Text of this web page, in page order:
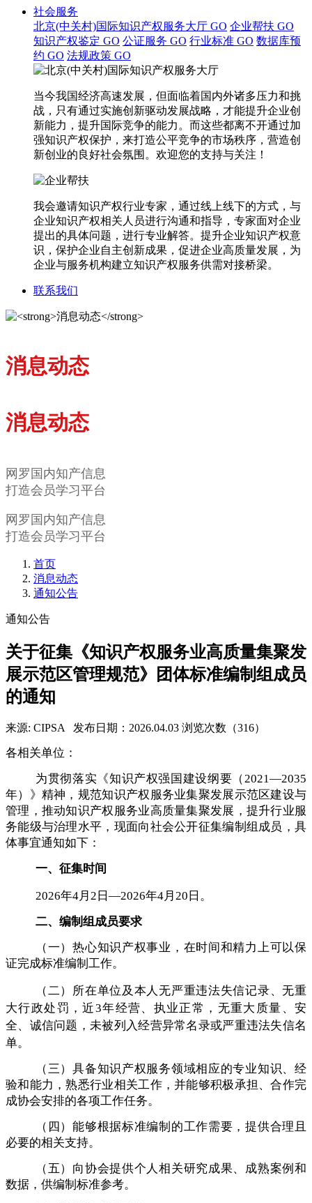
社会服务
北京(中关村)国际知识产权服务大厅 GO 企业帮扶 GO
知识产权鉴定 GO 公证服务 GO 行业标准 GO 数据库预
约 GO 法规政策 GO
当今我国经济高速发展，但面临着国内外诸多压力和挑
战，只有通过实施创新驱动发展战略，才能提升企业创
新能力，提升国际竞争的能力。而这些都离不开通过加
强知识产权保护，来打造公平竞争的市场秩序，营造创
新创业的良好社会氛围。欢迎您的支持与关注！
我会邀请知识产权行业专家，通过线上线下的方式，与
企业知识产权相关人员进行沟通和指导，专家面对企业
提出的具体问题，进行专业解答。提升企业知识产权意
识，保护企业自主创新成果，促进企业高质量发展，为
企业与服务机构建立知识产权服务供需对接桥梁。
联系我们
消息动态
消息动态
网罗国内知产信息
打造会员学习平台
网罗国内知产信息
打造会员学习平台
首页
消息动态
通知公告
通知公告
关于征集《知识产权服务业高质量集聚发
展示范区管理规范》团体标准编制组成员
的通知
来源: CIPSA 发布日期：2026.04.03 浏览次数（316）
各相关单位：
为贯彻落实《知识产权强国建设纲要（2021—2035
年）》精神，规范知识产权服务业集聚发展示范区建设与
管理，推动知识产权服务业高质量集聚发展，提升行业服
务能级与治理水平，现面向社会公开征集编制组成员，具
体事宜通知如下：
一、征集时间
2026年4月2日—2026年4月20日。
二、编制组成员要求
（一）热心知识产权事业，在时间和精力上可以保
证完成标准编制工作。
（二）所在单位及本人无严重违法失信记录、无重
大行政处罚，近3年经营、执业正常，无重大质量、安
全、诚信问题，未被列入经营异常名录或严重违法失信名
单。
（三）具备知识产权服务领域相应的专业知识、经
验和能力，熟悉行业相关工作，并能够积极承担、合作完
成协会安排的各项工作任务。
（四）能够根据标准编制的工作需要，提供合理且
必要的相关支持。
（五）向协会提供个人相关研究成果、成熟案例和
数据，供编制标准参考。